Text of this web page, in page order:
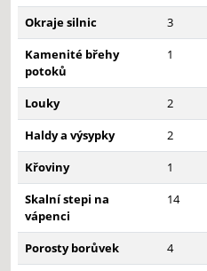
Okraje silnic
3
Kamenité břehy
potoků
1
Louky 2
Haldy a výsypky
2
Křoviny
1
Skalní stepi na
vápenci
14
Porosty borůvek 4